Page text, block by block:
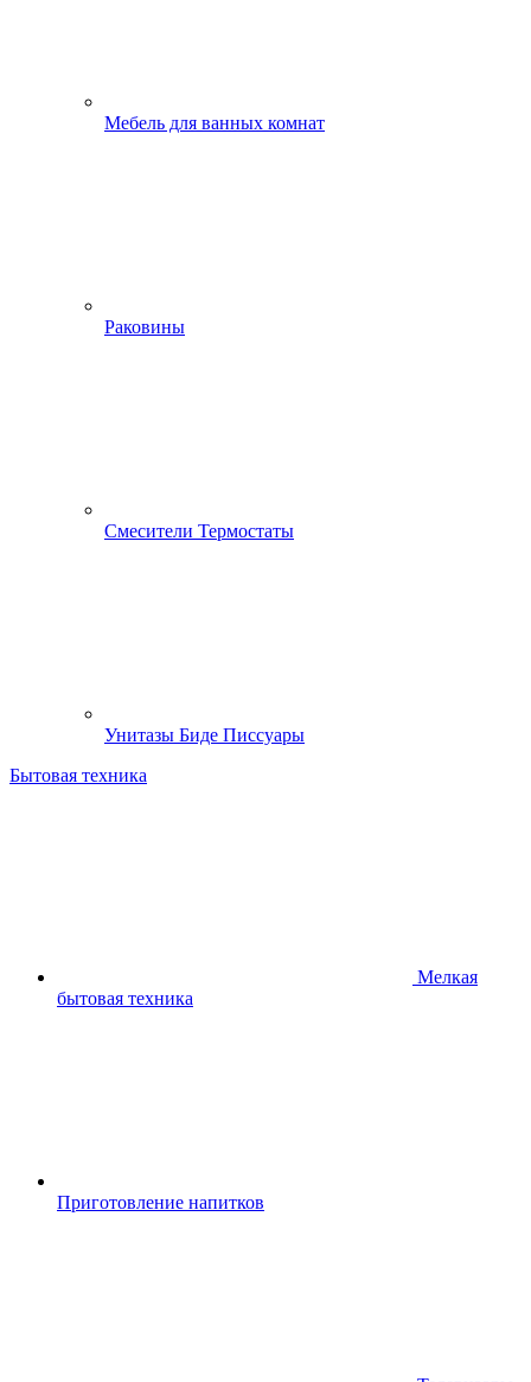
Мебель для ванных комнат
Раковины
Смесители Термостаты
Унитазы Биде Писсуары
Бытовая техника
Мелкая
бытовая техника
Приготовление напитков